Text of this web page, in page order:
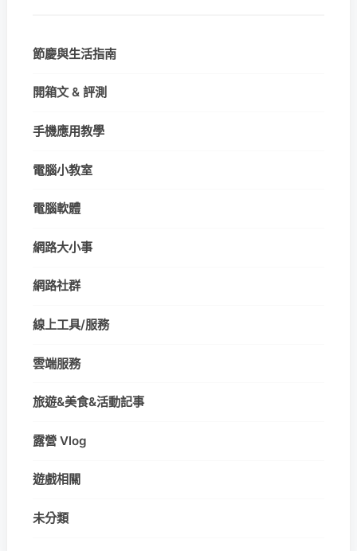
節慶與生活指南
開箱文 & 評測
手機應用教學
電腦小教室
電腦軟體
網路大小事
網路社群
線上工具/服務
雲端服務
旅遊&美食&活動記事
露營 Vlog
遊戲相關
未分類